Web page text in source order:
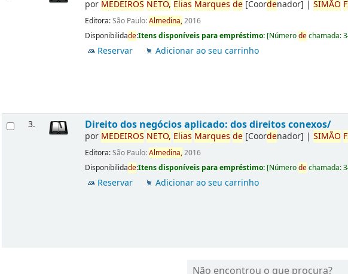
por MEDEIROS NETO, Elias Marques de [Coordenador] |SIMÃO
Editora:São Paulo:Almedina,2016
Disponibilidade:Itens disponíveis para empréstimo: [Númerodechamada:
Reservar Adicionar ao seu carrinho
3. Direito dos negócios aplicado: dos direitos conexos/
por MEDEIROS NETO, Elias Marques de [Coordenador] |SIMÃO
Editora:São Paulo:Almedina,2016
Disponibilidade:Itens disponíveis para empréstimo: [Númerodechamada:
Reservar Adicionar ao seu carrinho